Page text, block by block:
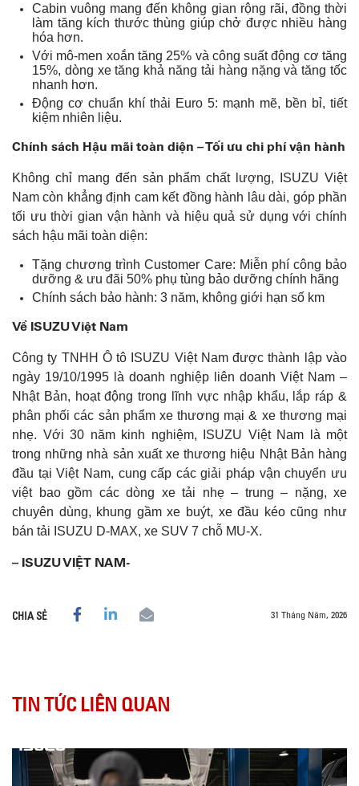
Cabin vuông mang đến không gian rộng rãi, đồng thời
làm tăng kích thước thùng giúp chở được nhiều hàng
hóa hơn.
Với mô-men xoắn tăng 25% và công suất động cơ tăng
15%, dòng xe tăng khả năng tải hàng nặng và tăng tốc
nhanh hơn.
Động cơ chuẩn khí thải Euro 5: mạnh mẽ, bền bỉ, tiết
kiệm nhiên liệu.
Chính sách Hậu mãi toàn diện – Tối ưu chi phí vận hành
Không chỉ mang đến sản phẩm chất lượng, ISUZU Việt
Nam còn khẳng định cam kết đồng hành lâu dài, góp phần
tối ưu thời gian vận hành và hiệu quả sử dụng với chính
sách hậu mãi toàn diện:
Tặng chương trình Customer Care: Miễn phí công bảo
dưỡng & ưu đãi 50% phụ tùng bảo dưỡng chính hãng
Chính sách bảo hành: 3 năm, không giới hạn số km
Về ISUZU Việt Nam
Công ty TNHH Ô tô ISUZU Việt Nam được thành lập vào
ngày 19/10/1995 là doanh nghiệp liên doanh Việt Nam –
Nhật Bản, hoạt động trong lĩnh vực nhập khẩu, lắp ráp &
phân phối các sản phẩm xe thương mại & xe thương mại
nhẹ. Với 30 năm kinh nghiệm, ISUZU Việt Nam là một
trong những nhà sản xuất xe thương hiệu Nhật Bản hàng
đầu tại Việt Nam, cung cấp các giải pháp vận chuyển ưu
việt bao gồm các dòng xe tải nhẹ – trung – nặng, xe
chuyên dùng, khung gầm xe buýt, xe đầu kéo cũng như
bán tải ISUZU D-MAX, xe SUV 7 chỗ MU-X.
– ISUZU VIỆT NAM-
CHIA SẺ 31 Tháng Năm, 2026
TIN TỨC LIÊN QUAN